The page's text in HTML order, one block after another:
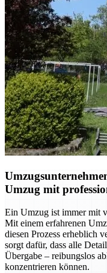
Umzug mit
Ein Umzug ist immer mit
Mit einem erfahrenen
diesen Prozess erheblich
sorgt dafür, dass alle
Übergabe – reibungslos
konzentrieren können.